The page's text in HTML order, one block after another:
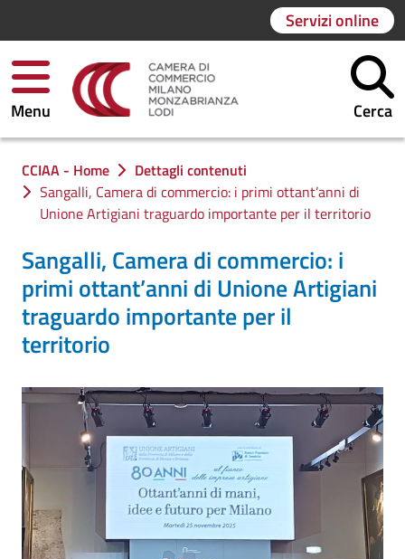
Servizi online
Menu Cerca
Ti trovi in:
CCIAA - Home
Dettagli contenuti
Sangalli, Camera di commercio: i primi ottant’anni di
Unione Artigiani traguardo importante per il territorio
Sangalli, Camera di commercio: i
primi ottant’anni di Unione Artigiani
traguardo importante per il
territorio